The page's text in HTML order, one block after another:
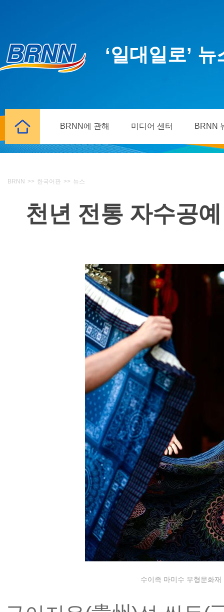
‘일대일로’
BRNN에 관해 미디어 센터 BRNN
BRNN >> 한국어판 >> 뉴스
천년 전통 자수공
수이족 마미수 무형문화